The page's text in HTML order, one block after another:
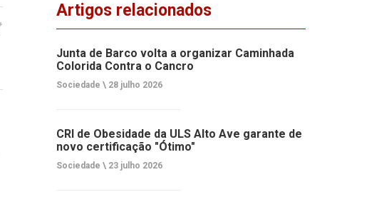
Artigos relacionados
Junta de Barco volta a organizar Caminhada
Colorida Contra o Cancro
Sociedade \ 28 julho 2026
CRI de Obesidade da ULS Alto Ave garante de
novo certificação "Ótimo"
Sociedade \ 23 julho 2026